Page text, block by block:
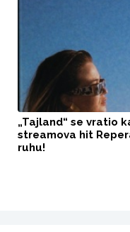
„Tajland“ se vratio
streamova hit
ruhu!